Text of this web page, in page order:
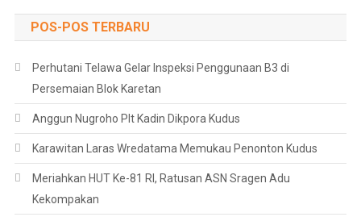
POS-POS TERBARU
Perhutani Telawa Gelar Inspeksi Penggunaan B3 di
Persemaian Blok Karetan
Anggun Nugroho Plt Kadin Dikpora Kudus
Karawitan Laras Wredatama Memukau Penonton Kudus
Meriahkan HUT Ke-81 RI, Ratusan ASN Sragen Adu
Kekompakan